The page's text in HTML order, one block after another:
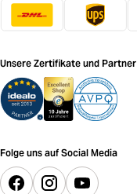
Unsere Zertifikate und Partner
Folge uns auf Social Media